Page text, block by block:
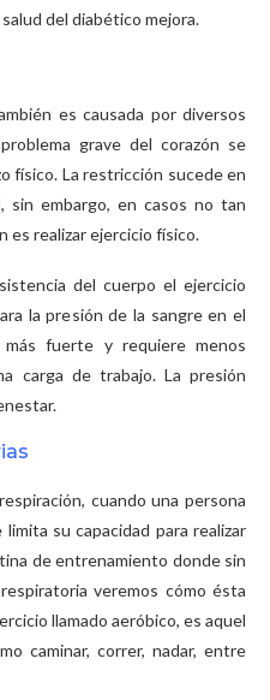
del diabético mejora.
es causada por diversos
grave del corazón se
físico. La restricción sucede en
sin embargo, en casos no tan
es realizar ejercicio físico.
del cuerpo el ejercicio
la presión de la sangre en el
fuerte y requiere menos
carga de trabajo. La presión
cuando una persona
su capacidad para realizar
de entrenamiento donde sin
veremos cómo ésta
llamado aeróbico, es aquel
caminar, correr, nadar, entre